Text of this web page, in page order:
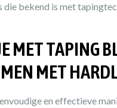
die bekend is met
MET TAPING
MET
en effectieve